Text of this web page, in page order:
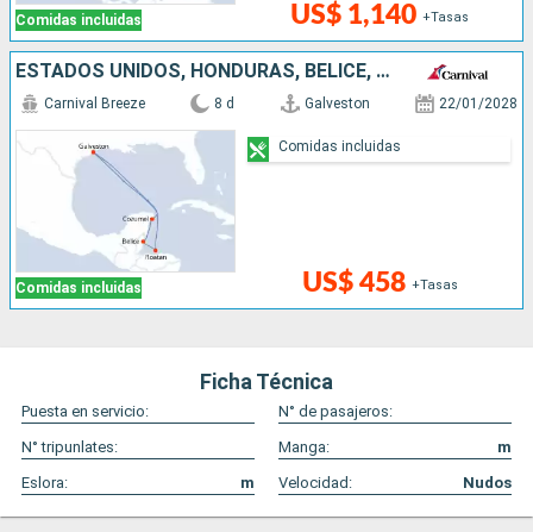
Comidas incluidas US$ 1,140 +Tasas
ESTADOS UNIDOS, HONDURAS, BELICE, MÉXICO
Comidas incluidas
Carnival Breeze 8 d Galveston 22/01/2028
US$ 458 +Tasas
Comidas incluidas
Ficha Técnica
Puesta en servicio:
N° de pasajeros:
N° tripunlates:
Manga:
m
Eslora:
m Velocidad: Nudos